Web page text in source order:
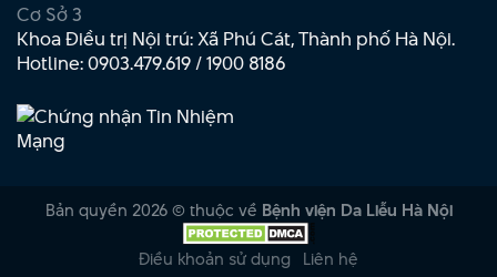
Cơ Sở 3
Khoa Điều trị Nội trú: Xã Phú Cát, Thành phố Hà Nội.
Hotline:0903.479.619/1900 8186
Điều khoản sử dụng Liên hệ
Bản quyền 2026 © thuộc về Bệnh viện Da Liễu Hà Nội